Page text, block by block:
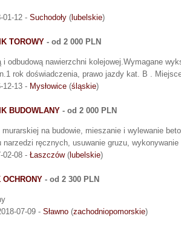
01-12 - Suchodoły ( lubelskie)
TOROWY - od 2 000 PLN
i odbudową nawierzchni kolejowej.Wymagane
rok doświadczenia, prawo jazdy kat. B .
12-13 - Mysłowice (śląskie)
BUDOWLANY - od 2 000 PLN
murarskiej na budowie, mieszanie i wylewanie
narzedzi ręcznych, usuwanie gruzu,
02-08 - Łaszczów( lubelskie)
OCHRONY - od 2 300 PLN
07-09 - Sławno (zachodniopomorskie)